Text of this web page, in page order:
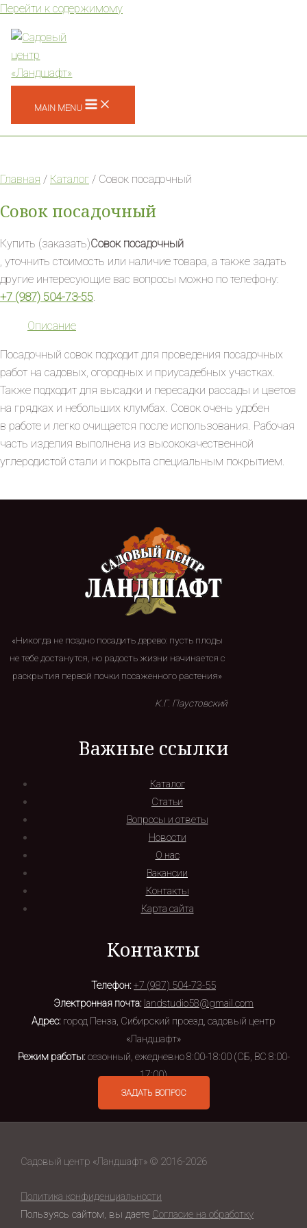
Перейти к содержимому
MAIN MENU
Главная / Каталог / Совок посадочный
Совок посадочный
Купить (заказать)Совок посадочный
, уточнить стоимость или наличие товара, а также задать
другие интересующие вас вопросы можно по телефону:
+7 (987) 504-73-55
Описание
Посадочный совок подходит для проведения посадочных
работ на садовых, огородных и приусадебных участках.
Также подходит для высадки и пересадки рассады и цветов
на грядках и небольших клумбах. Совок очень удобен
в работе и легко очищается после использования. Рабочая
часть изделия выполнена из высококачественной
углеродистой стали и покрыта специальным покрытием.
«Никогда не поздно посадить дерево: пусть плоды
не тебе достанутся, но радость жизни начинается с
раскрытия первой почки посаженного растения»
К.Г. Паустовский
Важные ссылки
Каталог
Статьи
Вопросы и ответы
Новости
О нас
Вакансии
Контакты
Карта сайта
Контакты
Телефон:+7 (987) 504-73-55
Электронная почта: landstudio58@gmail.com
Адрес: город Пенза, Сибирский проезд, садовый центр
«Ландшафт»
Режим работы:сезонный, ежедневно 8:00-18:00 (СБ, ВС 8:00-
17:00)
ЗАДАТЬ ВОПРОС
Садовый центр «Ландшафт» © 2016-2026
Политика конфиденциальности
Пользуясь сайтом, вы даете Согласие на обработку